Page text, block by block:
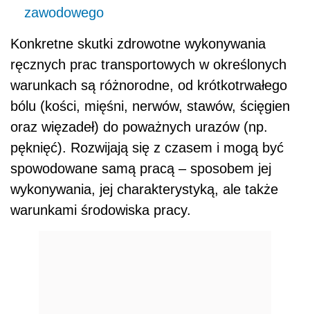
zawodowego
Konkretne skutki zdrowotne wykonywania
ręcznych prac transportowych w określonych
warunkach są różnorodne, od krótkotrwałego
bólu (kości, mięśni, nerwów, stawów, ścięgien
oraz więzadeł) do poważnych urazów (np.
pęknięć). Rozwijają się z czasem i mogą być
spowodowane samą pracą – sposobem jej
wykonywania, jej charakterystyką, ale także
warunkami środowiska pracy.